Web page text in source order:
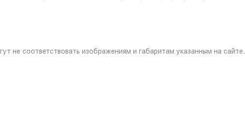
не соответствовать изображениям и габаритам указанным на сайте.